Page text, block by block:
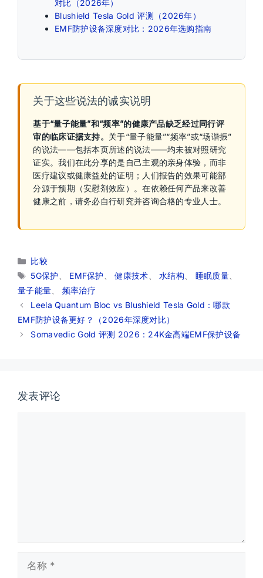
对比（2026年）
Blushield Tesla Gold 评测（2026年）
EMF防护设备深度对比：2026年选购指南
关于这些说法的诚实说明
基于“量子能量”和“频率”的健康产品缺乏经过同行评
审的临床证据支持。 关于“量子能量”“频率”或“场谐振”
的说法——包括本页所述的说法——均未被对照研究
证实。我们在此分享的是自己主观的亲身体验，而非
医疗建议或健康益处的证明；人们报告的效果可能部
分源于预期（安慰剂效应）。在依赖任何产品来改善
健康之前，请务必自行研究并咨询合格的专业人士。
分
类
比较
标
签
5G保护 EMF保护 、健康技术 、水结构 睡眠质量、
量子能量
频率治疗
Leela Quantum Bloc vs Blushield Tesla Gold：哪款
EMF防护设备更好？（2026年深度对比）
Somavedic Gold 评测 2026：24K金高端EMF保护设备
发表评论